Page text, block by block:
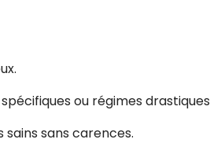
ou régimes
sans carences.